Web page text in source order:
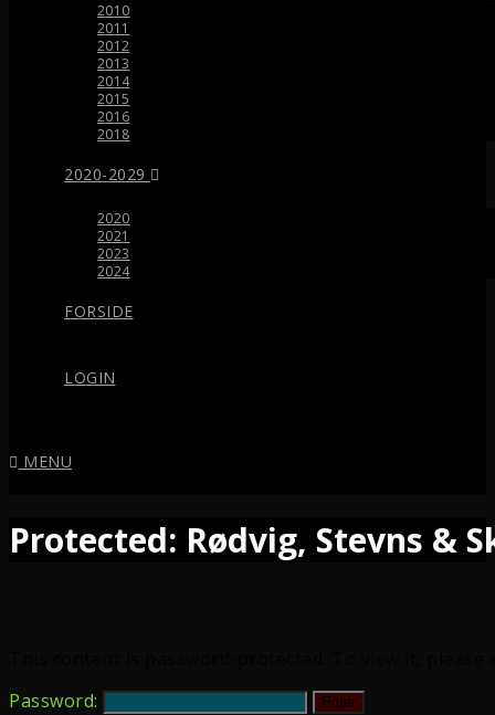
2010
2011
2012
2013
2014
2015
2016
2018
2020-2029
2020
2021
2023
2024
FORSIDE
LOGIN
MENU
Protected: Rødvig, Stevns &
Password: